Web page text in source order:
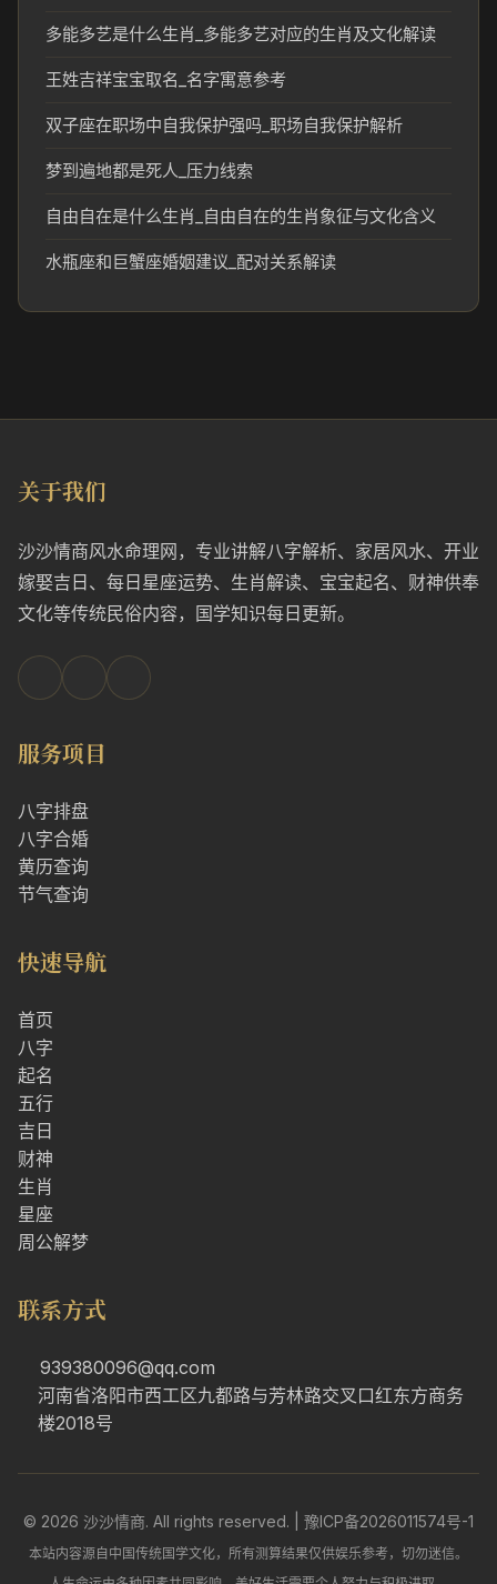
多能多艺是什么生肖_多能多艺对应的生肖及文化解读
王姓吉祥宝宝取名_名字寓意参考
双子座在职场中自我保护强吗_职场自我保护解析
梦到遍地都是死人_压力线索
自由自在是什么生肖_自由自在的生肖象征与文化含义
水瓶座和巨蟹座婚姻建议_配对关系解读
关于我们
沙沙情商风水命理网，专业讲解八字解析、家居风水、开业
嫁娶吉日、每日星座运势、生肖解读、宝宝起名、财神供奉
文化等传统民俗内容，国学知识每日更新。
服务项目
八字排盘
八字合婚
黄历查询
节气查询
快速导航
首页
八字
起名
五行
吉日
财神
生肖
星座
周公解梦
联系方式
939380096@qq.com
河南省洛阳市西工区九都路与芳林路交叉口红东方商务
楼2018号
© 2026 沙沙情商. All rights reserved. | 豫ICP备2026011574号-1
本站内容源自中国传统国学文化，所有测算结果仅供娱乐参考，切勿迷信。